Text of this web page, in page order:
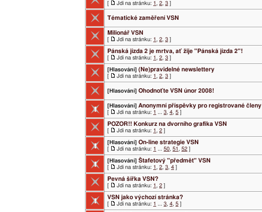
[ Jdi na stránku: 1 , 2, 3 ]
Tématické zaměření VSN
Milionář VSN
[ Jdi na stránku: 1 , 2, 3 ]
Pánská jízda 2 je mrtva, ať žije "Pánská jízda 2"!
[ Jdi na stránku: 1 , 2, 3 ]
[Hlasování] (Ne)pravidelné newslettery
[ Jdi na stránku: 1 , 2, 3 ]
[Hlasování] Ohodnoťte VSN únor 2008!
[Hlasování] Anonymní příspěvky pro registrované členy
[ Jdi na stránku: 1 ... 3, 4, 5 ]
POZOR!! Konkurz na dvorního grafika VSN
[ Jdi na stránku: 1 , 2 ]
[Hlasování] On-line strategie VSN
[ Jdi na stránku: 1 ... 50, 51 , 52 ]
[Hlasování] Štafetový "předmět" VSN
[ Jdi na stránku: 1 , 2, 3, 4 ]
Pevná šířka VSN?
[ Jdi na stránku: 1 , 2 ]
VSN jako výchozí stránka?
[ Jdi na stránku: 1 ... 3, 4, 5 ]